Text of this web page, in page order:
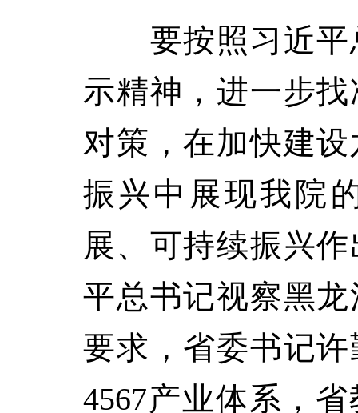
要按照习近平
示精神，进一步
对策，在加快建
振兴中展现我院
展、可持续振兴
平总书记视察黑
要求，省委书记
4567产业体系，